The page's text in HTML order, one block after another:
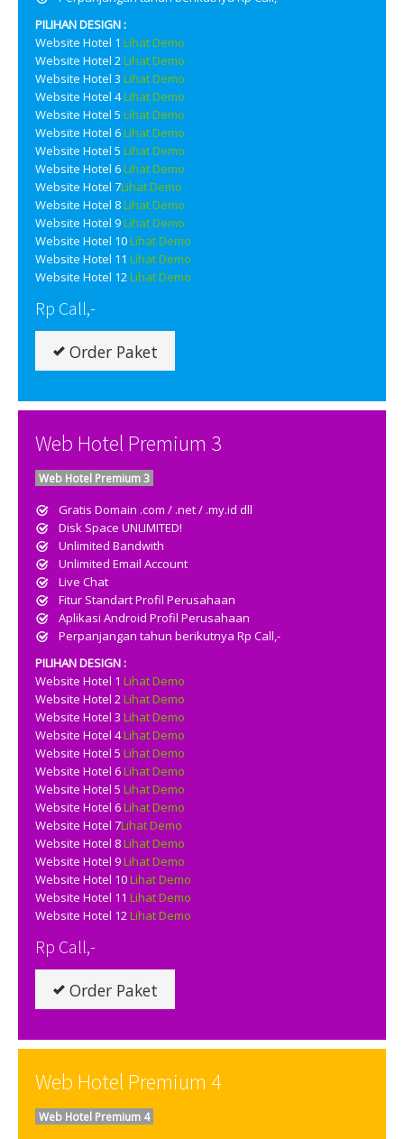
PILIHAN DESIGN :
Website Hotel 1 Lihat Demo
Website Hotel 2Lihat Demo
Website Hotel 3 Lihat Demo
Website Hotel 4Lihat Demo
Website Hotel 5 Lihat Demo
Website Hotel 6Lihat Demo
Website Hotel 5 Lihat Demo
Website Hotel 6Lihat Demo
Website Hotel 7Lihat Demo
Website Hotel 8Lihat Demo
Website Hotel 9Lihat Demo
Website Hotel 10Lihat Demo
Website Hotel 11 Lihat Demo
Website Hotel 12Lihat Demo
Rp Call,-
Order Paket
Web Hotel Premium 3
Web Hotel Premium 3
Gratis Domain .com / .net / .my.id dll
Disk Space UNLIMITED!
Unlimited Bandwith
Unlimited Email Account
Live Chat
Fitur Standart Profil Perusahaan
Aplikasi Android Profil Perusahaan
Perpanjangan tahun berikutnya Rp Call,-
PILIHAN DESIGN :
Website Hotel 1 Lihat Demo
Website Hotel 2Lihat Demo
Website Hotel 3 Lihat Demo
Website Hotel 4Lihat Demo
Website Hotel 5 Lihat Demo
Website Hotel 6Lihat Demo
Website Hotel 5 Lihat Demo
Website Hotel 6Lihat Demo
Website Hotel 7Lihat Demo
Website Hotel 8Lihat Demo
Website Hotel 9Lihat Demo
Website Hotel 10Lihat Demo
Website Hotel 11 Lihat Demo
Website Hotel 12Lihat Demo
Rp Call,-
Order Paket
Web Hotel Premium 4
Web Hotel Premium 4